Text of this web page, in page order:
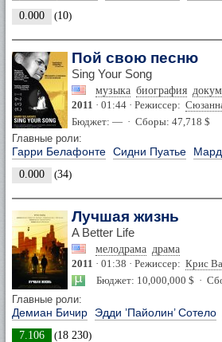
0.000 (10)
Пой свою песню
Sing Your Song
музыка биография
2011 · 01:44 · Режиссер:
Бюджет: — · Сборы: 47,718 $
Главные роли:
Гарри Белафонте Сидни Пуатье
0.000 (34)
Лучшая жизнь
A Better Life
мелодрама драма
2011 · 01:38 · Режиссер: Крис
Бюджет: 10,000,000 $ ·
Главные роли:
Демиан Бичир Эдди ’Пайолин’ Сотело
7.106 (18 230)